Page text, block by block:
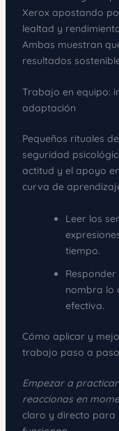
Xerox apostando
lealtad y
Ambas muestran
resultados
Trabajo en equipo:
adaptación
Pequeños rituales
seguridad
actitud y el apoyo
curva de
Leer los
tiempo.
nombra lo
efectiva.
Cómo aplicar y
trabajo paso a paso
Empezar a
reaccionas en
claro y directo para